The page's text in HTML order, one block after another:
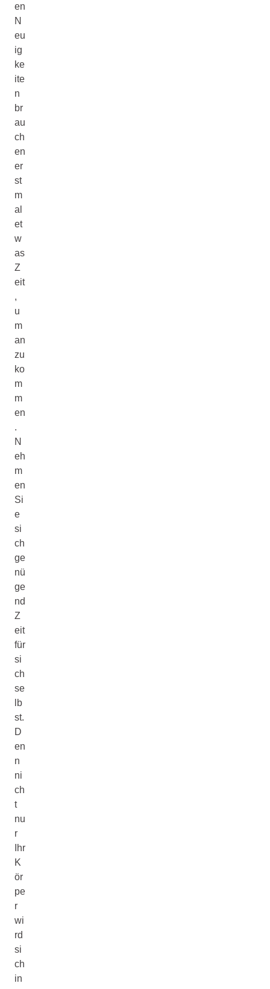
en
N
eu
ig
ke
ite
n
br
au
ch
en
er
st
m
al
et
w
as
Z
eit
,
u
m
an
zu
ko
m
m
en
.
N
eh
m
en
Si
e
si
ch
ge
nü
ge
nd
Z
eit
für
si
ch
se
lb
st.
D
en
n
ni
ch
t
nu
r
Ihr
K
ör
pe
r
wi
rd
si
ch
in